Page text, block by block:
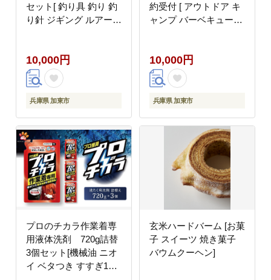
セット[ 釣り具 釣り 釣
り針 ジギング ルアー
10,000円
兵庫県 加東市
約受付 [ アウトドア キ
ャンプ バーベキュー
10,000円
兵庫県 加東市
プロのチカラ作業着専
用液体洗剤 720g詰替
3個セット[機械油 ニオ
イ ベタつき すすぎ1回
玄米ハードバーム [お菓
子 スイーツ 焼き菓子
バウムクーヘン]